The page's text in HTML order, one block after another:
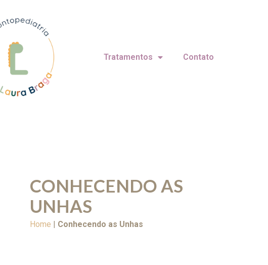
Tratamentos Contato
CONHECENDO AS
UNHAS
Home Conhecendo as Unhas